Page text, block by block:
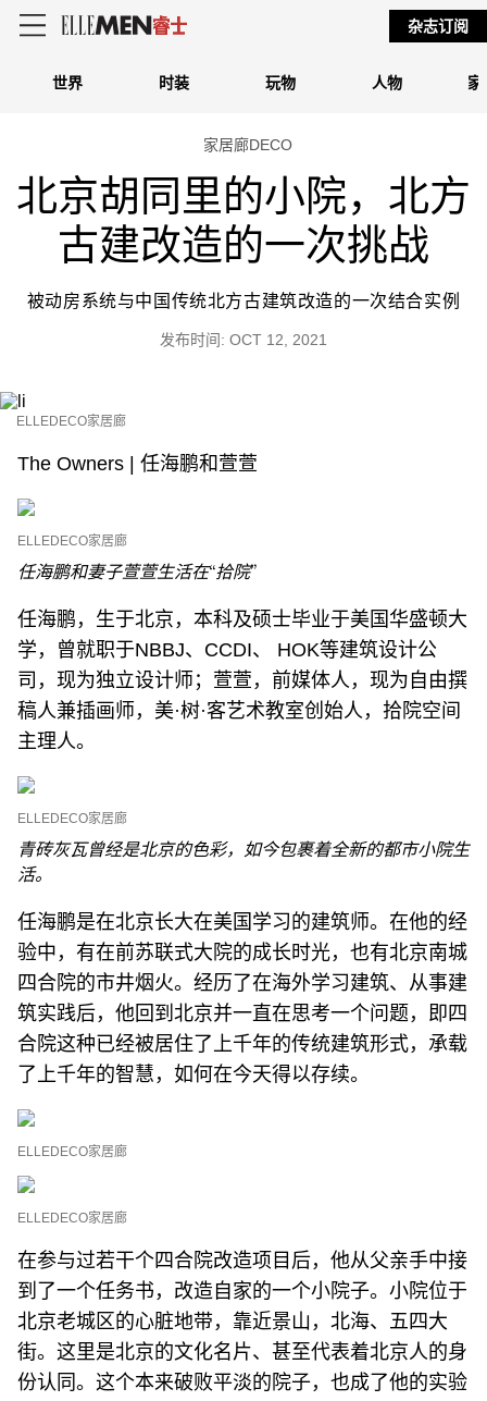
世界 时装 玩物 人物 家
杂志订阅
家居廊DECO
北京胡同里的小院，北方
古建改造的一次挑战
被动房系统与中国传统北方古建筑改造的一次结合实例
发布时间: OCT 12, 2021
ELLEDECO家居廊
The Owners | 任海鹏和萱萱
ELLEDECO家居廊
任海鹏和妻子萱萱生活在“拾院”
任海鹏，生于北京，本科及硕士毕业于美国华盛顿大
学，曾就职于NBBJ、CCDI、 HOK等建筑设计公
司，现为独立设计师；萱萱，前媒体人，现为自由撰
稿人兼插画师，美·树·客艺术教室创始人，拾院空间
主理人。
ELLEDECO家居廊
青砖灰瓦曾经是北京的色彩，如今包裹着全新的都市小院生
活。
任海鹏是在北京长大在美国学习的建筑师。在他的经
验中，有在前苏联式大院的成长时光，也有北京南城
四合院的市井烟火。经历了在海外学习建筑、从事建
筑实践后，他回到北京并一直在思考一个问题，即四
合院这种已经被居住了上千年的传统建筑形式，承载
了上千年的智慧，如何在今天得以存续。
ELLEDECO家居廊
ELLEDECO家居廊
在参与过若干个四合院改造项目后，他从父亲手中接
到了一个任务书，改造自家的一个小院子。小院位于
北京老城区的心脏地带，靠近景山，北海、五四大
街。这里是北京的文化名片、甚至代表着北京人的身
份认同。这个本来破败平淡的院子，也成了他的实验